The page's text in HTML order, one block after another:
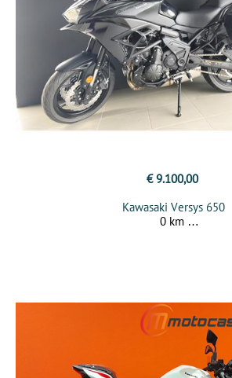
€ 9.100,00
Kawasaki Versys 650
0 km